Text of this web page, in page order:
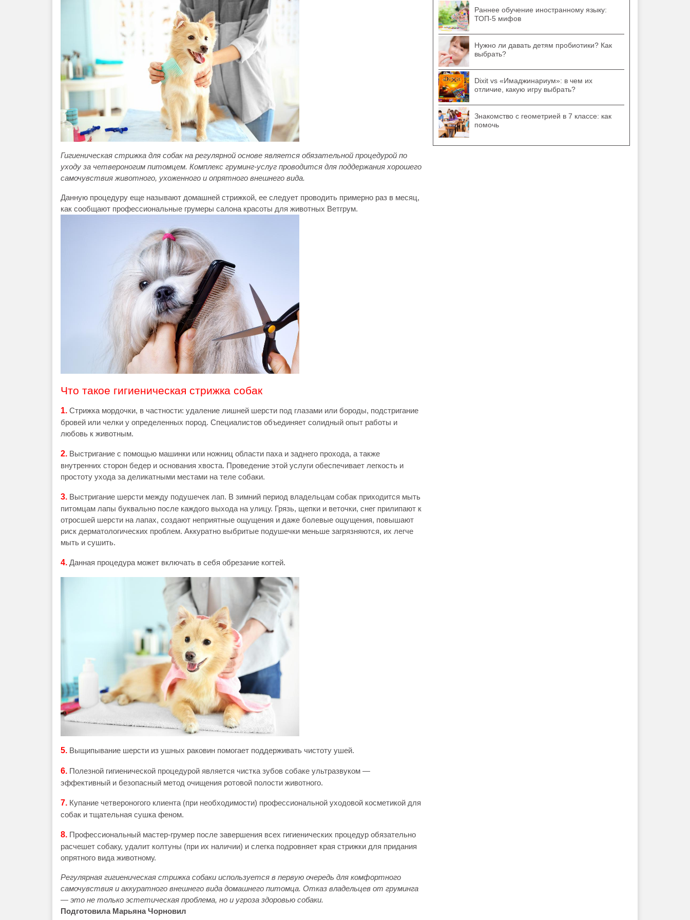
Гигиеническая стрижка для собак на регулярной основе является обязательной процедурой по
уходу за четвероногим питомцем. Комплекс груминг-услуг проводится для поддержания хорошего
самочувствия животного, ухоженного и опрятного внешнего вида.
Данную процедуру еще называют домашней стрижкой, ее следует проводить примерно раз в месяц,
как сообщают профессиональные грумеры салона красоты для животных Ветгрум.
Что такое гигиеническая стрижка собак
1. Стрижка мордочки, в частности: удаление лишней шерсти под глазами или бороды, подстригание
бровей или челки у определенных пород. Специалистов объединяет солидный опыт работы и
любовь к животным.
2. Выстригание с помощью машинки или ножниц области паха и заднего прохода, а также
внутренних сторон бедер и основания хвоста. Проведение этой услуги обеспечивает легкость и
простоту ухода за деликатными местами на теле собаки.
3. Выстригание шерсти между подушечек лап. В зимний период владельцам собак приходится мыть
питомцам лапы буквально после каждого выхода на улицу. Грязь, щепки и веточки, снег прилипают к
отросшей шерсти на лапах, создают неприятные ощущения и даже болевые ощущения, повышают
риск дерматологических проблем. Аккуратно выбритые подушечки меньше загрязняются, их легче
мыть и сушить.
4. Данная процедура может включать в себя обрезание когтей.
5. Выщипывание шерсти из ушных раковин помогает поддерживать чистоту ушей.
6. Полезной гигиенической процедурой является чистка зубов собаке ультразвуком —
эффективный и безопасный метод очищения ротовой полости животного.
7. Купание четвероногого клиента (при необходимости) профессиональной уходовой косметикой для
собак и тщательная сушка феном.
8. Профессиональный мастер-грумер после завершения всех гигиенических процедур обязательно
расчешет собаку, удалит колтуны (при их наличии) и слегка подровняет края стрижки для придания
опрятного вида животному.
Регулярная гигиеническая стрижка собаки используется в первую очередь для комфортного
самочувствия и аккуратного внешнего вида домашнего питомца. Отказ владельцев от груминга
— это не только эстетическая проблема, но и угроза здоровью собаки.
Подготовила Марьяна Чорновил
Раннее обучение иностранному языку:
ТОП-5 мифов
Нужно ли давать детям пробиотики? Как
выбрать?
Dixit vs «Имаджинариум»: в чем их
отличие, какую игру выбрать?
Знакомство с геометрией в 7 классе: как
помочь